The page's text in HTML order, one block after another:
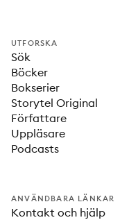
UTFORSKA
Sök
Böcker
Bokserier
Storytel Original
Författare
Uppläsare
Podcasts
ANVÄNDBARA LÄNKAR
Kontakt och hjälp